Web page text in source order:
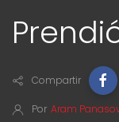
Compartir
Por Aram